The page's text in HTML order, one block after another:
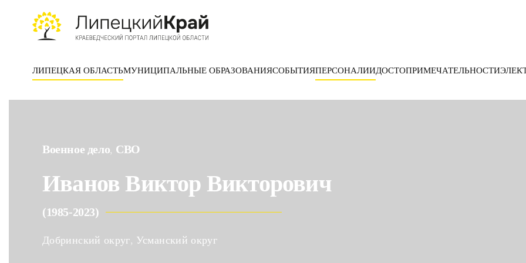
Skip to main content
ЛИПЕЦКАЯ ОБЛАСТЬМУНИЦИПАЛЬНЫЕ ОБРАЗОВАНИЯСОБЫТИЯПЕРСОНАЛИИДОСТОПРИМЕЧАТЕЛЬНОСТИ
Военное дело, СВО
Иванов Виктор Викторович
(1985-2023)
Добринский округ, Усманский округ